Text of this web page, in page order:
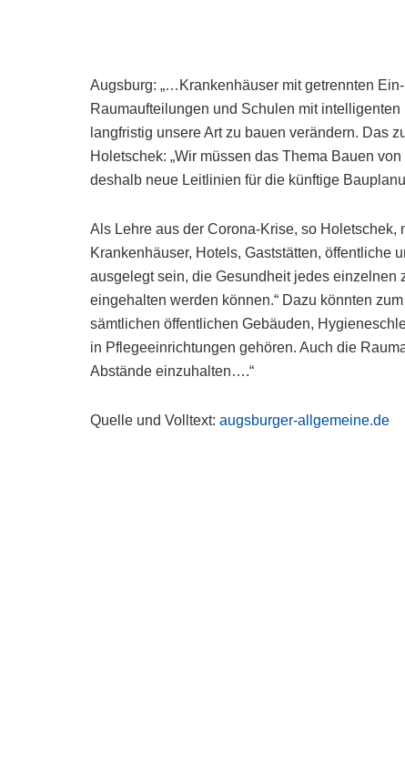
Augsburg: „…Krankenhäuser mit getrennten
Raumaufteilungen und Schulen mit
langfristig unsere Art zu bauen verändern. Das
Holetschek: „Wir müssen das Thema Bauen
deshalb neue Leitlinien für die künftige
Als Lehre aus der Corona-Krise, so
Krankenhäuser, Hotels, Gaststätten, öffentliche
ausgelegt sein, die Gesundheit jedes einzelnen
eingehalten werden können.“ Dazu könnten
sämtlichen öffentlichen Gebäuden,
in Pflegeeinrichtungen gehören. Auch die
Abstände einzuhalten….“
Quelle und Volltext:augsburger-allgemeine.de